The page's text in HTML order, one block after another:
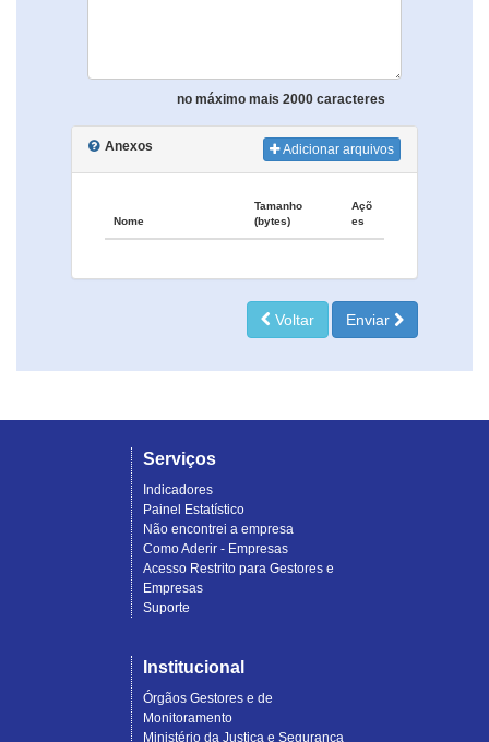
no máximo mais 2000 caracteres
Anexos Adicionar arquivos
Nome
Tamanho
(bytes)
Açõ
es
Voltar Enviar
Serviços
Indicadores
Painel Estatístico
Não encontrei a empresa
Como Aderir - Empresas
Acesso Restrito para Gestores e
Empresas
Suporte
Institucional
Órgãos Gestores e de
Monitoramento
Ministério da Justiça e Segurança